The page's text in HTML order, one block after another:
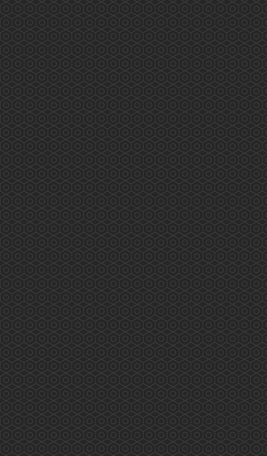
深水埗/黃大仙地區康健中心諮詢會(2019.09.12)
2019/09/12 深水埗/黃大仙地區康健中心諮詢會
藥劑師的工作範圍： 藥物管理、疾病檢測、健康
教育及宣傳等...
More
《與局長有約》(2019.08.28)
2019/08/28 香港藥學會 香港藥學會慈善基金
《與局長有約》 真誠溝通 心繋市民 為你發聲
藥師訴求 業界自強 香港藥學會代表與食物及
衛生局局長陳肇始教授及副局長徐德義醫生於
2019年8月28日會議的討論重點如下: &nbs...
More
西貢翠塘花園及對面海村藥物諮詢服務
(2019.08.03)
2019/08/03 香港藥學會PSHK 香港藥學會慈善基
金PSCF 藥劑師與您 攜手保安康 專業展關懷 服
務人為本 PSHK mission to serve the public
professionally 兩位香港藥學會藥劑師 Tiana 及
Kathleen (統籌）為西貢翠塘花園及對面海村長者
作藥物諮詢及管理的專業服務 eMTM Medication
...
More
2019施政報告醫療界諮詢會(2019.07.30)
2019施政報告醫療界諮詢會(2019年7月30日) 龐
愛蘭主席代表香港藥學會出席是次諮詢會，以下
是她的發言重點: 因為歷史和不合時宜的法例，
令香港藥劑師不同於外國，專業發揮空間被長期
壓制！身為藥劑師都希望能發揮所長，貢獻社
會，但苦無太多機會。（本地兩間大學藥劑學位
課程均由納稅人資助） 鑒於會上的醫生和護士都
人手短缺，藥劑師是藥物專家，可分擔部分醫療
工...
More
藥劑及毒藥管理局「藥劑師專業發展專案組」 會
議內容重點 (2019.4.2)
2019年4月2日藥劑及毒藥管理局「藥劑師專業發
展專案組」 會議內容重點 會議由8個團體代表
參與，內容主要由局方介紹美國、英國、澳洲、
加拿大、新加坡及中國等地區藥劑師的持續教育
情況及香港藥劑及毒藥管理局、美國、英國、澳
洲、加拿大及中國Pharmacy Council 的情況。
香港藥學會要求Term of Refe...
More